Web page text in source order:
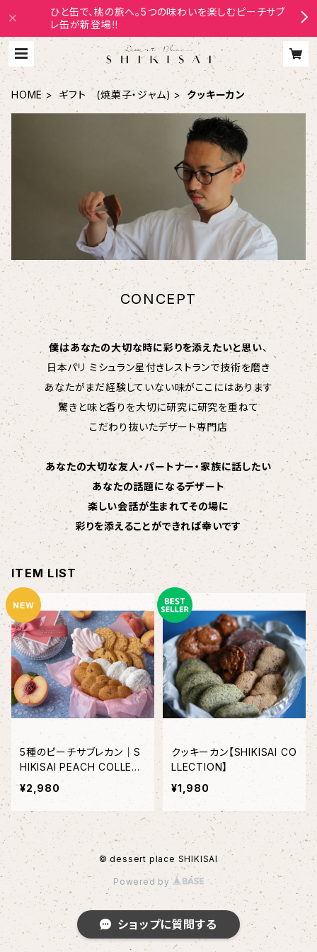
ひと缶で、桃の旅へ。5つの味わいを楽しむピーチサブ
レ缶が新登場‼
HOME ギフト (焼菓子・ジャム) クッキーカン
CONCEPT
僕はあなたの大切な時に彩りを添えたいと思い、
日本パリ ミシュラン星付きレストランで技術を磨き
あなたがまだ経験していない味がここにはあります
驚きと味と香りを大切に研究に研究を重ねて
こだわり抜いたデザート専門店
あなたの大切な友人・パートナー・家族に話したい
あなたの話題になるデザート
楽しい会話が生まれてその場に
彩りを添えることができれば幸いです
ITEM LIST
5種のピーチサブレカン｜S
HIKISAI PEACH COLLEC
TION（１缶）＜2０個限定＞
¥2,980
クッキーカン【SHIKISAI CO
LLECTION】
¥1,980
© dessert place SHIKISAI
Powered by
ショップに質問する